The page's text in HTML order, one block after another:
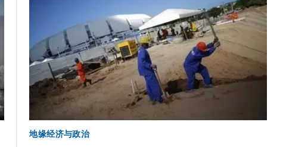
地缘经济与政治